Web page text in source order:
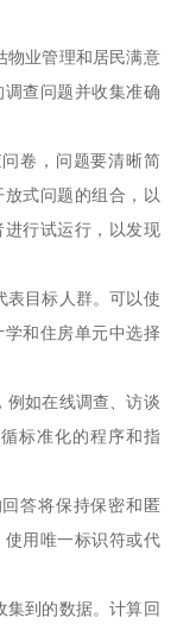
物业管理和居民满意
查问题并收集准确
卷，问题要清晰简
式问题的组合，以
行试运行，以发现
表目标人群。可以使
和住房单元中选择
例如在线调查、访谈
标准化的程序和指
答将保持保密和匿
用唯一标识符或代
集到的数据。计算回